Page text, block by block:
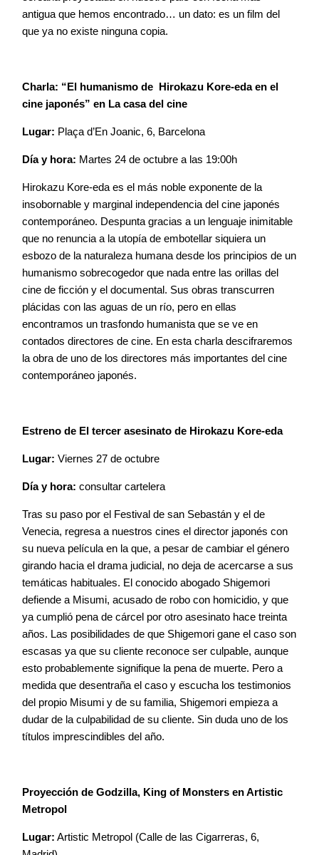
antigua que hemos encontrado… un dato: es un film del
que ya no existe ninguna copia.
Charla: “El humanismo de Hirokazu Kore-eda en el
cine japonés” en La casa del cine
Lugar: Plaça d’En Joanic, 6, Barcelona
Día y hora: Martes 24 de octubre a las 19:00h
Hirokazu Kore-eda es el más noble exponente de la
insobornable y marginal independencia del cine japonés
contemporáneo. Despunta gracias a un lenguaje inimitable
que no renuncia a la utopía de embotellar siquiera un
esbozo de la naturaleza humana desde los principios de un
humanismo sobrecogedor que nada entre las orillas del
cine de ficción y el documental. Sus obras transcurren
plácidas con las aguas de un río, pero en ellas
encontramos un trasfondo humanista que se ve en
contados directores de cine. En esta charla descifraremos
la obra de uno de los directores más importantes del cine
contemporáneo japonés.
Estreno de El tercer asesinato de Hirokazu Kore-eda
Lugar: Viernes 27 de octubre
Día y hora: consultar cartelera
Tras su paso por el Festival de san Sebastán y el de
Venecia, regresa a nuestros cines el director japonés con
su nueva película en la que, a pesar de cambiar el género
girando hacia el drama judicial, no deja de acercarse a sus
temáticas habituales. El conocido abogado Shigemori
defiende a Misumi, acusado de robo con homicidio, y que
ya cumplió pena de cárcel por otro asesinato hace treinta
años. Las posibilidades de que Shigemori gane el caso son
escasas ya que su cliente reconoce ser culpable, aunque
esto probablemente signifique la pena de muerte. Pero a
medida que desentraña el caso y escucha los testimonios
del propio Misumi y de su familia, Shigemori empieza a
dudar de la culpabilidad de su cliente. Sin duda uno de los
títulos imprescindibles del año.
Proyección de Godzilla, King of Monsters en Artistic
Metropol
Lugar: Artistic Metropol (Calle de las Cigarreras, 6,